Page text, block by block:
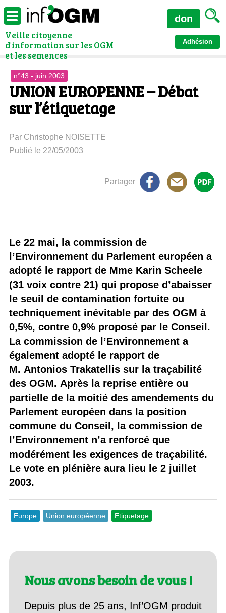
Veille citoyenne
d'information sur les OGM
et les semences
Adhésion
don
n°43 - juin 2003
UNION EUROPENNE – Débat
sur l’étiquetage
Par Christophe NOISETTE
Publié le 22/05/2003
Partager
Le 22 mai, la commission de
l’Environnement du Parlement européen a
adopté le rapport de Mme Karin Scheele
(31 voix contre 21) qui propose d’abaisser
le seuil de contamination fortuite ou
techniquement inévitable par des OGM à
0,5%, contre 0,9% proposé par le Conseil.
La commission de l’Environnement a
également adopté le rapport de
M. Antonios Trakatellis sur la traçabilité
des OGM. Après la reprise entière ou
partielle de la moitié des amendements du
Parlement européen dans la position
commune du Conseil, la commission de
l’Environnement n’a renforcé que
modérément les exigences de traçabilité.
Le vote en plénière aura lieu le 2 juillet
2003.
Europe Union européenne Etiquetage
Nous avons besoin de vous !
Depuis plus de 25 ans, Inf’OGM produit